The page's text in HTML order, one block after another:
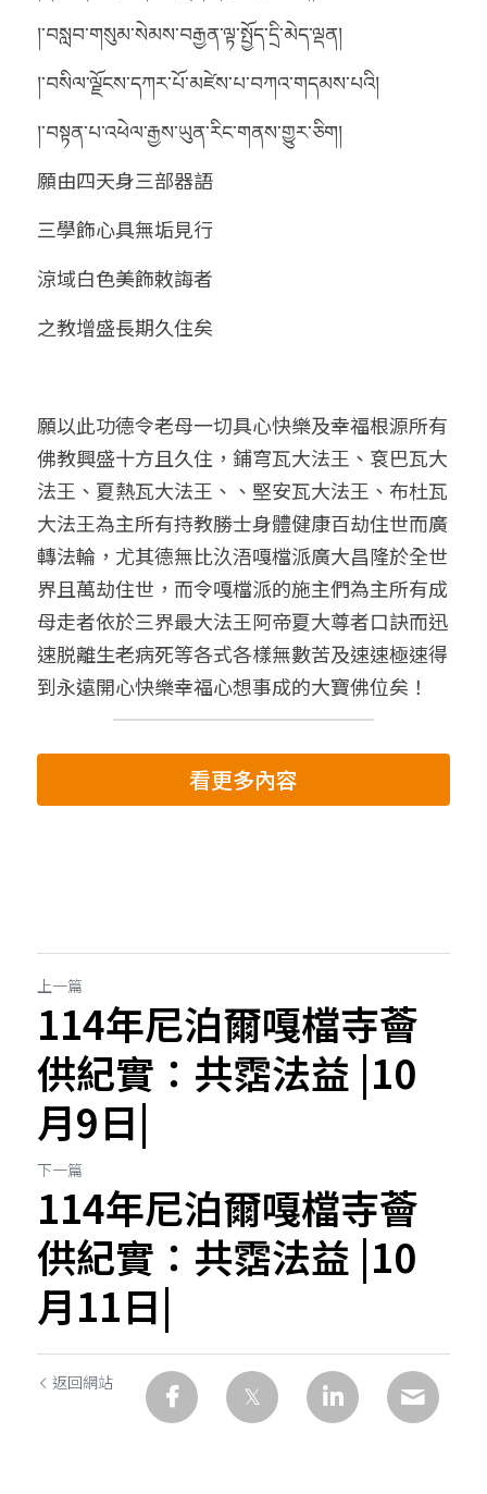
།་བསླབ་གསུམ་སེམས་བརྒྱན་ལྟ་སྤྱོད་དྲི་མེད་ལྡན།
།་བསིལ་ལྗོངས་དཀར་པོ་མཛེས་པ་བཀའ་གདམས་པའི།
།་བསྟན་པ་འཕེལ་རྒྱས་ཡུན་རིང་གནས་གྱུར་ཅིག།
願由四天身三部器語
三學飾心具無垢見行
涼域白色美飾敕誨者
之教增盛長期久住矣
願以此功德令老母一切具心快樂及幸福根源所有
佛教興盛十方且久住，鋪穹瓦大法王、袞巴瓦大
法王、夏熱瓦大法王、、堅安瓦大法王、布杜瓦
大法王為主所有持教勝士身體健康百劫住世而廣
轉法輪，尤其德無比汣浯嘎檔派廣大昌隆於全世
界且萬劫住世，而令嘎檔派的施主們為主所有成
母走者依於三界最大法王阿帝夏大尊者口訣而迅
速脱離生老病死等各式各樣無數苦及速速極速得
到永遠開心快樂幸福心想事成的大寶佛位矣！
看更多內容
上一篇
114年尼泊爾嘎檔寺薈
供紀實：共霑法益 |10
月9日|
下一篇
114年尼泊爾嘎檔寺薈
供紀實：共霑法益 |10
月11日|
返回網站